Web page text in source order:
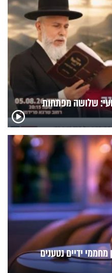
שלושה מפתחות
מוות: 1.5 מיליון מחממי ידיים נטענים